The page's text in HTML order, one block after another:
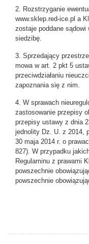
2. Rozstrzyganie
www.sklep.red-ice.pl a
zostaje poddane sądowi
siedzibę.
3. Sprzedający
mowa w art. 2 pkt 5
przeciwdziałaniu
zapoznania się z nim.
4. W sprawach
zastosowanie przepisy
przepisy ustawy z dnia
jednolity Dz. U. z 2014,
30 maja 2014 r. o
827). W przypadku
Regulaminu z prawami
powszechnie
powszechnie